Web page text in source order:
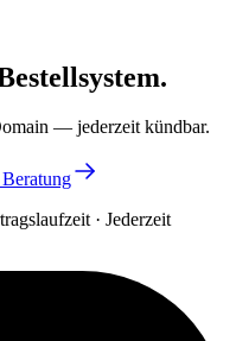
— jederzeit kündbar.
· Jederzeit